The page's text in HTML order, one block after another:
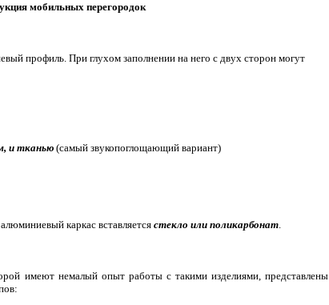
мобильных перегородок
профиль. При глухом заполнении на него с двух сторон могут
и тканью (самый звукопоглощающий вариант)
каркас вставляется стекло или поликарбонат.
имеют немалый опыт работы с такими изделиями, представлены